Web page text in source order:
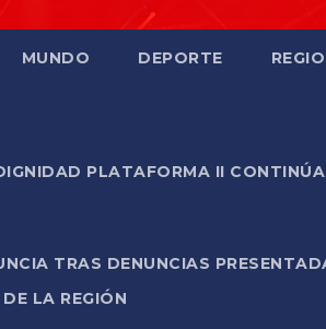
MUNDO DEPORTE
PLATAFORMA II
TRAS DENUNCIAS
LA REGIÓN